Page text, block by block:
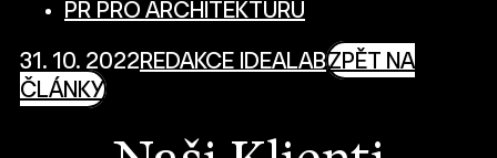
PR PRO ARCHITEKTURU
31. 10. 2022 REDAKCE IDEALABZPĚT NA
ČLÁNKY